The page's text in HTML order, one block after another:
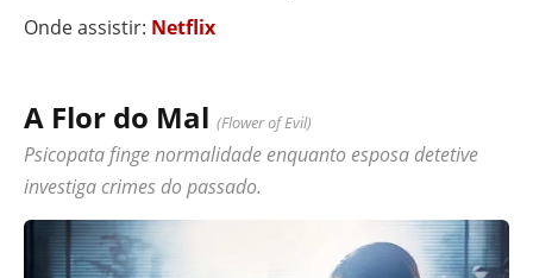
Onde assistir: Netflix
A Flor do Mal (Flower of Evil)
Psicopata finge normalidade enquanto esposa detetive
investiga crimes do passado.